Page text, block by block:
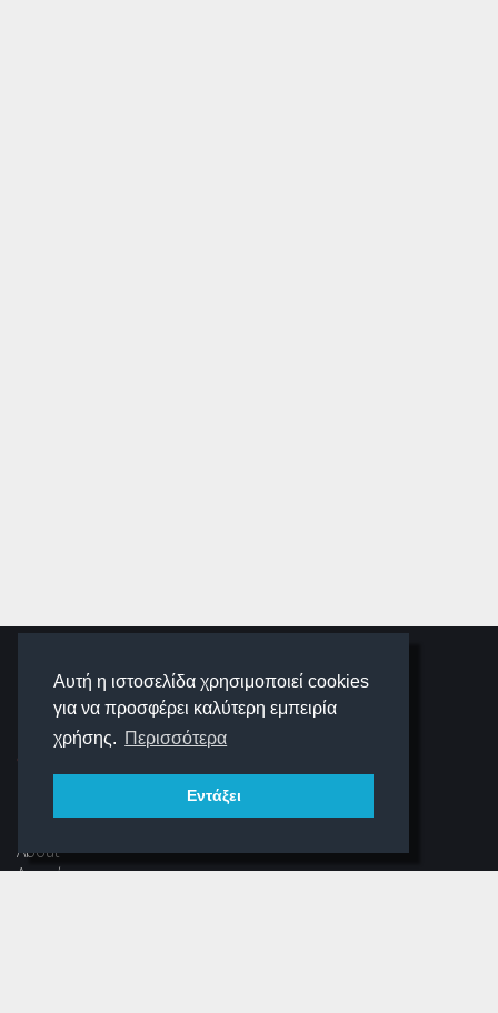
Αυτή η ιστοσελίδα χρησιμοποιεί cookies
για να προσφέρει καλύτερη εμπειρία
χρήσης. Περισσότερα
Εντάξει
SCHOOLIGANS
SCHOOLWAVE
ΠΛΟΉΓΗΣΗ
About
Αρχική